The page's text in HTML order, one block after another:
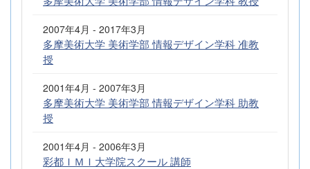
2007年4月 - 2017年3月
多摩美術大学 美術学部 情報デザイン学科 准教
授
2001年4月 - 2007年3月
多摩美術大学 美術学部 情報デザイン学科 助教
授
2001年4月 - 2006年3月
彩都ＩＭＩ大学院スクール 講師